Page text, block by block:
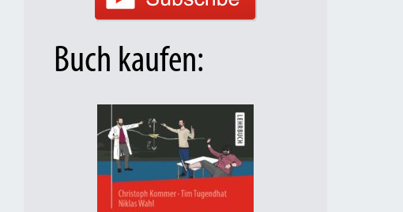
Buch kaufen: